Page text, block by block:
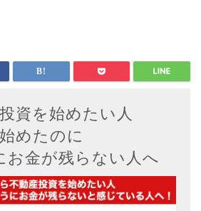
資を始めたい人
始めたのに
お金が残らない人へ